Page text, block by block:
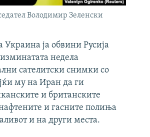
Володимир Зеленски
Украина ја обвини Русија
недела
сателитски снимки со
му на Иран да ги
и британските
и гасните полиња
и на други места.